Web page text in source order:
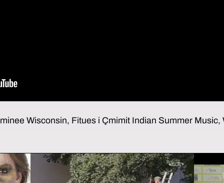
Wisconsin, Fitues i Çmimit Indian Summer